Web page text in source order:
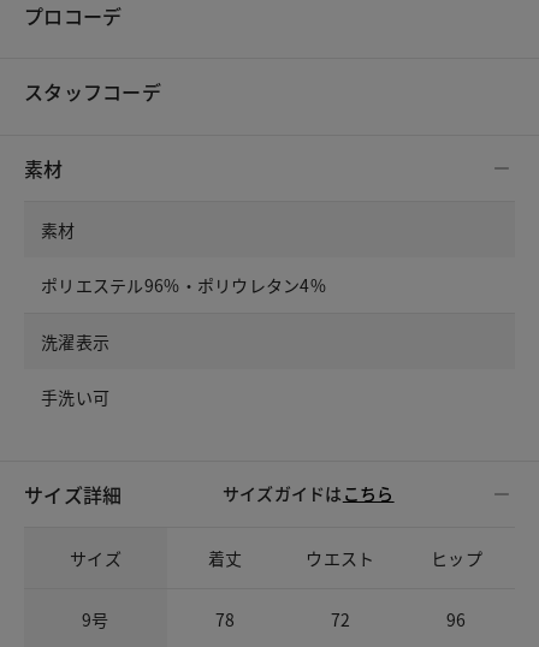
プロコーデ
スタッフコーデ
素材
素材
ポリエステル96%・ポリウレタン4%
洗濯表示
手洗い可
サイズ詳細 サイズガイドは こちら
サイズ 着丈 ウエスト ヒップ
9号 78 72 96